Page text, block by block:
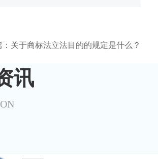
：关于商标法立法目的的规定是什么？
讯